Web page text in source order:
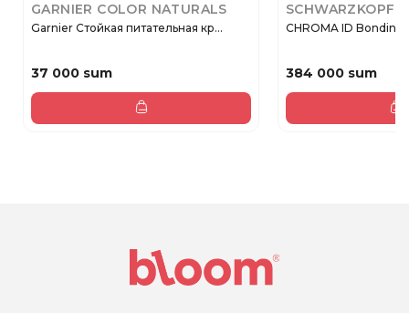
GARNIER COLOR NATURALS
Garnier Стойкая питательная кр...
37 000 sum
SCHWARZKOPF
CHROMA ID Bonding
384 000 sum